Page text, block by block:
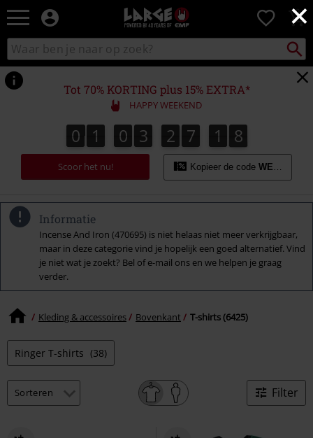
×
Large
–
Muziek-,
en
gaming-
merch
+
alternatieve
kleding
0
Zoek
in
catalogus
zoeken
Tot 70% KORTING plus 15% EXTRA*
HAPPY WEEKEND
0
0 1
1 0
0 3
3 2
2 7
7 1
2
1 6
7
6
8
7
Scoor het nu! Kopieer de code WEEKEND
Informatie
Incense And Iron (470695) is niet helaas niet meer verkrijgbaar,
maar in deze categorie vind je hopelijk een goed alternatief. Vind
je niet wat je zoekt? Bel of e-mail ons en we helpen je graag
verder.
Kleding & accessoires Bovenkant T-shirts (6425)
Ringer T-shirts (38)
Filter